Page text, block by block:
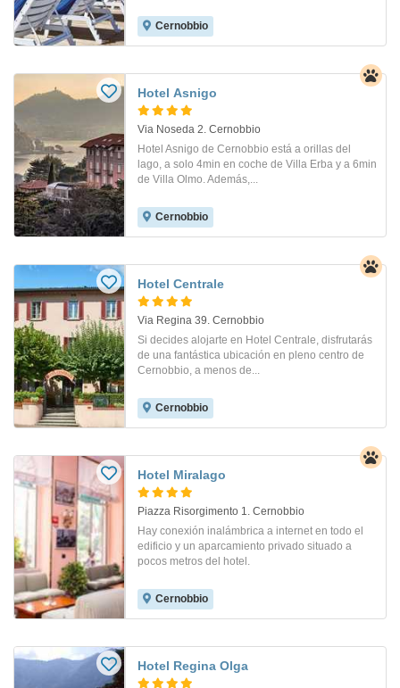
Cernobbio
Hotel Asnigo
Via Noseda 2. Cernobbio
Hotel Asnigo de Cernobbio está a orillas del
lago, a solo 4min en coche de Villa Erba y a 6min
de Villa Olmo. Además,...
Cernobbio
Hotel Centrale
Via Regina 39. Cernobbio
Si decides alojarte en Hotel Centrale, disfrutarás
de una fantástica ubicación en pleno centro de
Cernobbio, a menos de...
Cernobbio
Hotel Miralago
Piazza Risorgimento 1. Cernobbio
Hay conexión inalámbrica a internet en todo el
edificio y un aparcamiento privado situado a
pocos metros del hotel.
Cernobbio
Hotel Regina Olga